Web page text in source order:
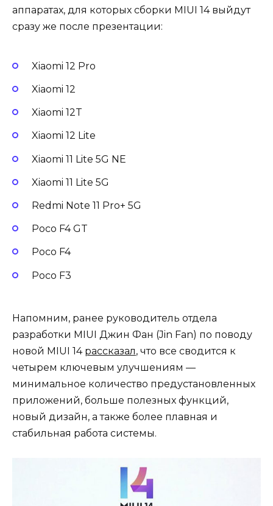
аппаратах, для которых сборки MIUI 14 выйдут
сразу же после презентации:
Xiaomi 12 Pro
Xiaomi 12
Xiaomi 12T
Xiaomi 12 Lite
Xiaomi 11 Lite 5G NE
Xiaomi 11 Lite 5G
Redmi Note 11 Pro+ 5G
Poco F4 GT
Poco F4
Poco F3
Напомним, ранее руководитель отдела
разработки MIUI Джин Фан (Jin Fan) по поводу
новой MIUI 14 рассказал, что все сводится к
четырем ключевым улучшениям —
минимальное количество предустановленных
приложений, больше полезных функций,
новый дизайн, а также более плавная и
стабильная работа системы.